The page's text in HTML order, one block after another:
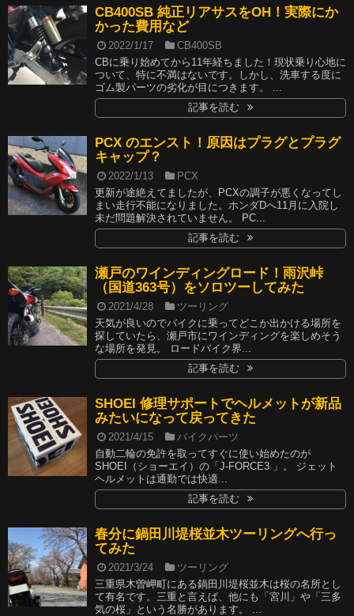
CB400SB 純正リアサスをOH！実際にか
かった費用など
2022/1/17
CB400SB
CBに乗り始めてから11年経ちました！現状乗り心地に
ついて、特に不満はないです。しかし、洗車する度に
ゴム製パーツの劣化が目につきます。 ...
記事を読む
PCX のエンスト！原因はプラグとプラグ
キャップ？
2022/1/13
PCX
更新が途絶えてましたが、PCXの調子が悪くなってし
まい走行不能になりました。ホンダDへ11月に入院し
未だ問題解決されていません。 PC...
記事を読む
瀬戸のワインディングロード！雨沢峠
（国道363号）をソロツーしてみた
2021/4/28
ツーリング
天気が良いのでバイクに乗ってどこか出かける場所を
探していたら、瀬戸市にワインディングを楽しめそう
な場所を発見。 ロードバイク界...
記事を読む
SHOEI 修理サポートでヘルメットが新品
みたいになって戻ってきた
2021/4/15
バイクパーツ
自動二輪の免許を取ってすぐに使い始めたのが
SHOEI（ショーエイ）の「J-FORCE3 」。 ジェット
ヘルメットは通勤では快適...
記事を読む
春分に鍋田川堤桜並木ツーリングへ行っ
てみた
2021/3/24
ツーリング
三重県木曽岬町にある鍋田川堤桜並木は桜の名所とし
て有名です。三重と言えば、他にも「宮川」や「三多
気の桜」という名勝があります。 ...
サイトマップ
プライバシーポリシー